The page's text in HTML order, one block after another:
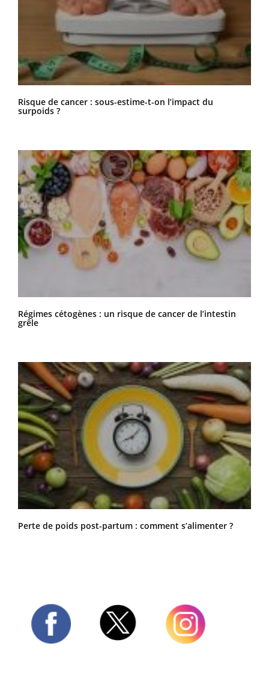
Risque de cancer : sous-estime-t-on l’impact du
surpoids ?
Régimes cétogènes : un risque de cancer de l’intestin
grêle
Perte de poids post-partum : comment s’alimenter ?